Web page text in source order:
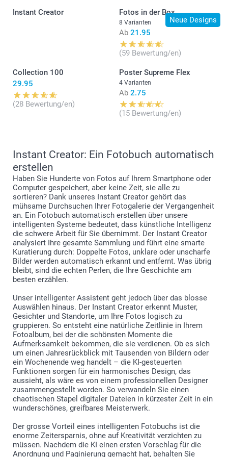
Klicken Sie im Editor auf „Neustart“, das Produkt wird
Klicken Sie auf „Speichern“ und geben Sie den
benutzerdefinierten Namen für Ihre zweite Kreation ein.
Alle Ihre Kreationen finden Sie unter „Mein Seiten >
Instant Creator
Neue Designs
Fotos in der Box
8 Varianten
Ab 21.95
(59 Bewertung/en)
Collection 100
29.95
(28 Bewertung/en)
Poster Supreme Flex
4 Varianten
Ab 2.75
(15 Bewertung/en)
Instant Creator: Ein Fotobuch automatisch
erstellen
Haben Sie Hunderte von Fotos auf Ihrem Smartphone oder
Computer gespeichert, aber keine Zeit, sie alle zu
sortieren? Dank unseres Instant Creator gehört das
mühsame Durchsuchen Ihrer Fotogalerie der Vergangenheit
an. Ein Fotobuch automatisch erstellen über unsere
intelligenten Systeme bedeutet, dass künstliche Intelligenz
die schwere Arbeit für Sie übernimmt. Der Instant Creator
analysiert Ihre gesamte Sammlung und führt eine smarte
Kuratierung durch: Doppelte Fotos, unklare oder unscharfe
Bilder werden automatisch erkannt und entfernt. Was übrig
bleibt, sind die echten Perlen, die Ihre Geschichte am
besten erzählen.
Unser intelligenter Assistent geht jedoch über das blosse
Auswählen hinaus. Der Instant Creator erkennt Muster,
Gesichter und Standorte, um Ihre Fotos logisch zu
gruppieren. So entsteht eine natürliche Zeitlinie in Ihrem
Fotoalbum, bei der die schönsten Momente die
Aufmerksamkeit bekommen, die sie verdienen. Ob es sich
um einen Jahresrückblick mit Tausenden von Bildern oder
ein Wochenende weg handelt – die KI-gesteuerten
Funktionen sorgen für ein harmonisches Design, das
aussieht, als wäre es von einem professionellen Designer
zusammengestellt worden. So verwandeln Sie einen
chaotischen Stapel digitaler Dateien in kürzester Zeit in ein
wunderschönes, greifbares Meisterwerk.
Der grosse Vorteil eines intelligenten Fotobuchs ist die
enorme Zeitersparnis, ohne auf Kreativität verzichten zu
müssen. Nachdem die KI einen ersten Vorschlag für die
Anordnung und Paginierung gemacht hat, behalten Sie